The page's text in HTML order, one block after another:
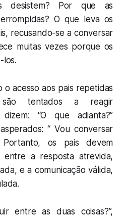
desistem? Por que as
O que leva os
recusando-se a conversar
muitas vezes porque os
los.
o acesso aos pais repetidas
tentados a reagir
dizem: “O que adianta?”
“ Vou conversar
Portanto, os pais devem
a resposta atrevida,
e a comunicação válida,
entre as duas coisas?”,